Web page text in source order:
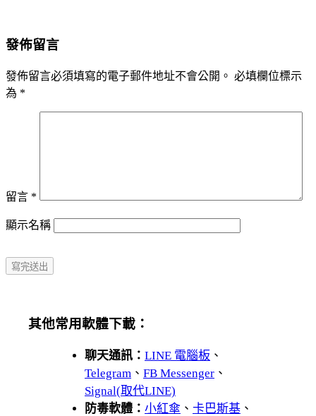
發佈留言
發佈留言必須填寫的電子郵件地址不會公開。 必填欄位標示
為 *
留言 *
顯示名稱
其他常用軟體下載：
聊天通訊： LINE 電腦板 、
Telegram 、 FB Messenger 、
Signal(取代LINE)
防毒軟體： 小紅傘 、 卡巴斯基 、